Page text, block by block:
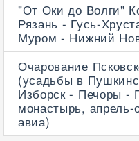
"От Оки до Волги"
Рязань - Гусь-
Муром - Нижний
Очарование
(усадьбы в
Изборск - Печоры -
монастырь,
авиа)